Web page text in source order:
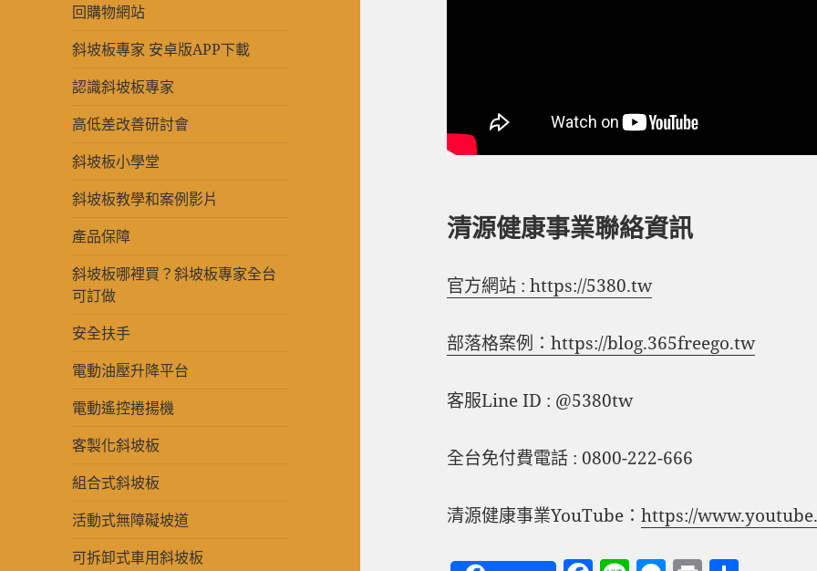
回購物網站
斜坡板專家 安卓版APP下載
認識斜坡板專家
高低差改善研討會
斜坡板小學堂
斜坡板教學和案例影片
產品保障
斜坡板哪裡買？斜坡板專家全台
可訂做
安全扶手
電動油壓升降平台
電動遙控捲揚機
客製化斜坡板
組合式斜坡板
活動式無障礙坡道
可拆卸式車用斜坡板
清源健康事業聯絡資訊
官方網站 : https://5380.tw
部落格案例：https://blog.365freego.tw
客服Line ID : @5380tw
全台免付費電話 : 0800-222-666
清源健康事業YouTube：https://